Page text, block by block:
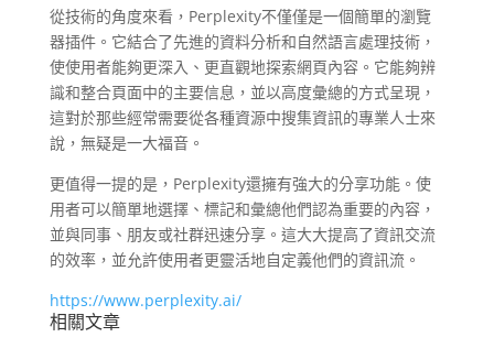
從技術的角度來看，Perplexity不僅僅是一個簡單的瀏覽
器插件。它結合了先進的資料分析和自然語言處理技術，
使使用者能夠更深入、更直觀地探索網頁內容。它能夠辨
識和整合頁面中的主要信息，並以高度彙總的方式呈現，
這對於那些經常需要從各種資源中搜集資訊的專業人士來
說，無疑是一大福音。
更值得一提的是，Perplexity還擁有強大的分享功能。使
用者可以簡單地選擇、標記和彙總他們認為重要的內容，
並與同事、朋友或社群迅速分享。這大大提高了資訊交流
的效率，並允許使用者更靈活地自定義他們的資訊流。
https://www.perplexity.ai/
相關文章